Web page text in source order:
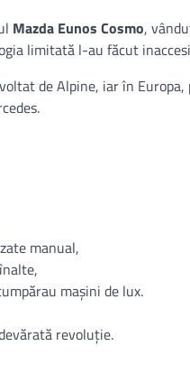
Mazda Eunos Cosmo,
limitată l-au făcut
de Alpine, iar în Europa,
manual,
mașini de lux.
revoluție.